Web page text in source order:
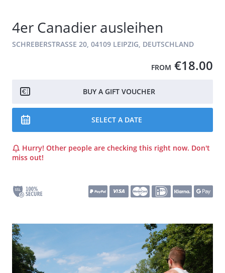
4er Canadier ausleihen
SCHREBERSTRASSE 20, 04109 LEIPZIG, DEUTSCHLAND
FROM €18.00
BUY A GIFT VOUCHER
SELECT A DATE
Hurry! Other people are checking this right now. Don't
miss out!